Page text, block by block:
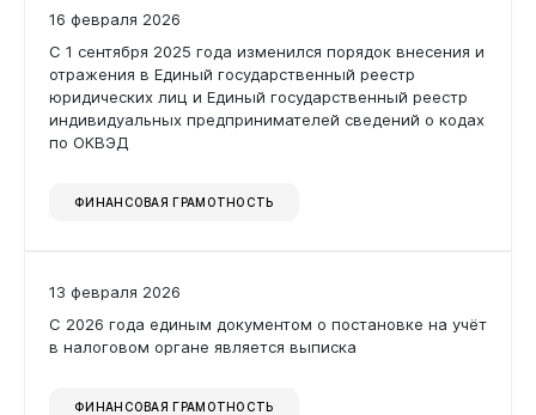
Бизнесу
16 февраля 2026
С 1 сентября 2025 года изменился порядок внесения и
отражения в Единый государственный реестр
юридических лиц и Единый государственный реестр
индивидуальных предпринимателей сведений о кодах
по ОКВЭД
ФИНАНСОВАЯ ГРАМОТНОСТЬ
13 февраля 2026
С 2026 года единым документом о постановке на учёт
в налоговом органе является выписка
ФИНАНСОВАЯ ГРАМОТНОСТЬ